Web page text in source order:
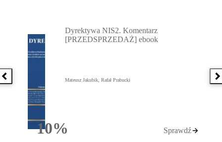
Poprzednia książka
10%Rabatu
Dyrektywa NIS2. Komentarz
[PRZEDSPRZEDAŻ] ebook
Mateusz Jakubik, Rafał Prabucki
Sprawdź